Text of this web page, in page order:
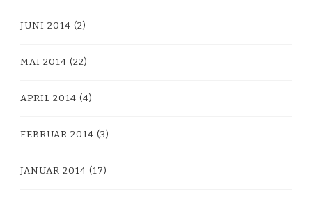
JUNI 2014 (2)
MAI 2014 (22)
APRIL 2014 (4)
FEBRUAR 2014 (3)
JANUAR 2014 (17)